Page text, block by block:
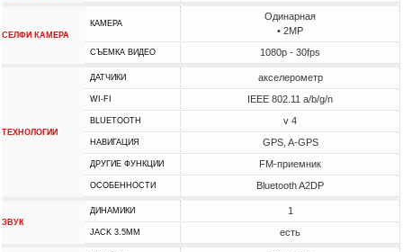
СЕЛФИ КАМЕРА
КАМЕРА
Одинарная
• 2MP
СЪЕМКА ВИДЕО 1080p - 30fps
ТЕХНОЛОГИИ
ДАТЧИКИ акселерометр
WI-FI IEEE 802.11 a/b/g/n
BLUETOOTH v 4
НАВИГАЦИЯ GPS, A-GPS
ДРУГИЕ ФУНКЦИИ FM-приемник
ОСОБЕННОСТИ Bluetooth A2DP
ЗВУК
ДИНАМИКИ 1
JACK 3.5MM есть